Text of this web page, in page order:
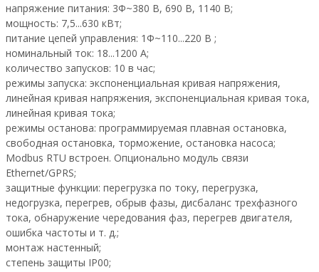
напряжение питания: 3Ф~380 В, 690 В, 1140 В;
мощность: 7,5...630 кВт;
питание цепей управления: 1Ф~110...220 В ;
номинальный ток: 18...1200 А;
количество запусков: 10 в час;
режимы запуска: экспоненциальная кривая напряжения,
линейная кривая напряжения, экспоненциальная кривая тока,
линейная кривая тока;
режимы останова: программируемая плавная остановка,
свободная остановка, торможение, остановка насоса;
Modbus RTU встроен. Опционально модуль связи
Ethernet/GPRS;
защитные функции: перегрузка по току, перегрузка,
недогрузка, перегрев, обрыв фазы, дисбаланс трехфазного
тока, обнаружение чередования фаз, перегрев двигателя,
ошибка частоты и т. д.;
монтаж настенный;
степень защиты IP00;